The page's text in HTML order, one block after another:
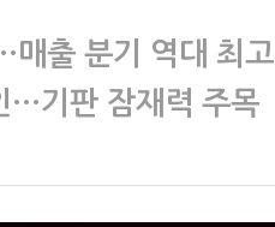
출 분기 역대 최고
…기판 잠재력 주목